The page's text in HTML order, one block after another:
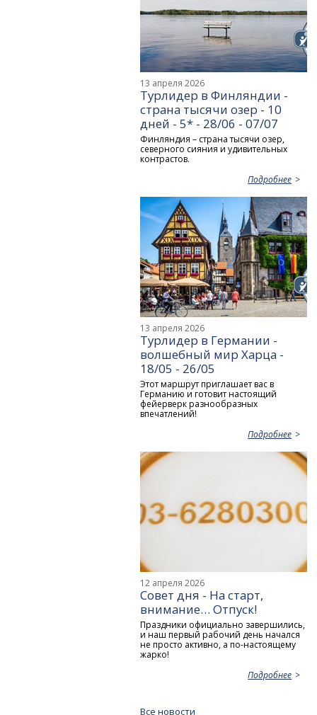
13 апреля 2026
Турлидер в Финляндии -
страна тысячи озер - 10
дней - 5* - 28/06 - 07/07
Финляндия – страна тысячи озер,
северного сияния и удивительных
контрастов.
Подробнее
13 апреля 2026
Турлидер в Германии -
волшебный мир Харца -
18/05 - 26/05
Этот маршрут приглашает вас в
Германию и готовит настоящий
фейерверк разнообразных
впечатлений!
Подробнее
12 апреля 2026
Совет дня - На старт,
внимание… Отпуск!
Праздники официально завершились,
и наш первый рабочий день начался
не просто активно, а по-настоящему
жарко!
Подробнее
Все новости